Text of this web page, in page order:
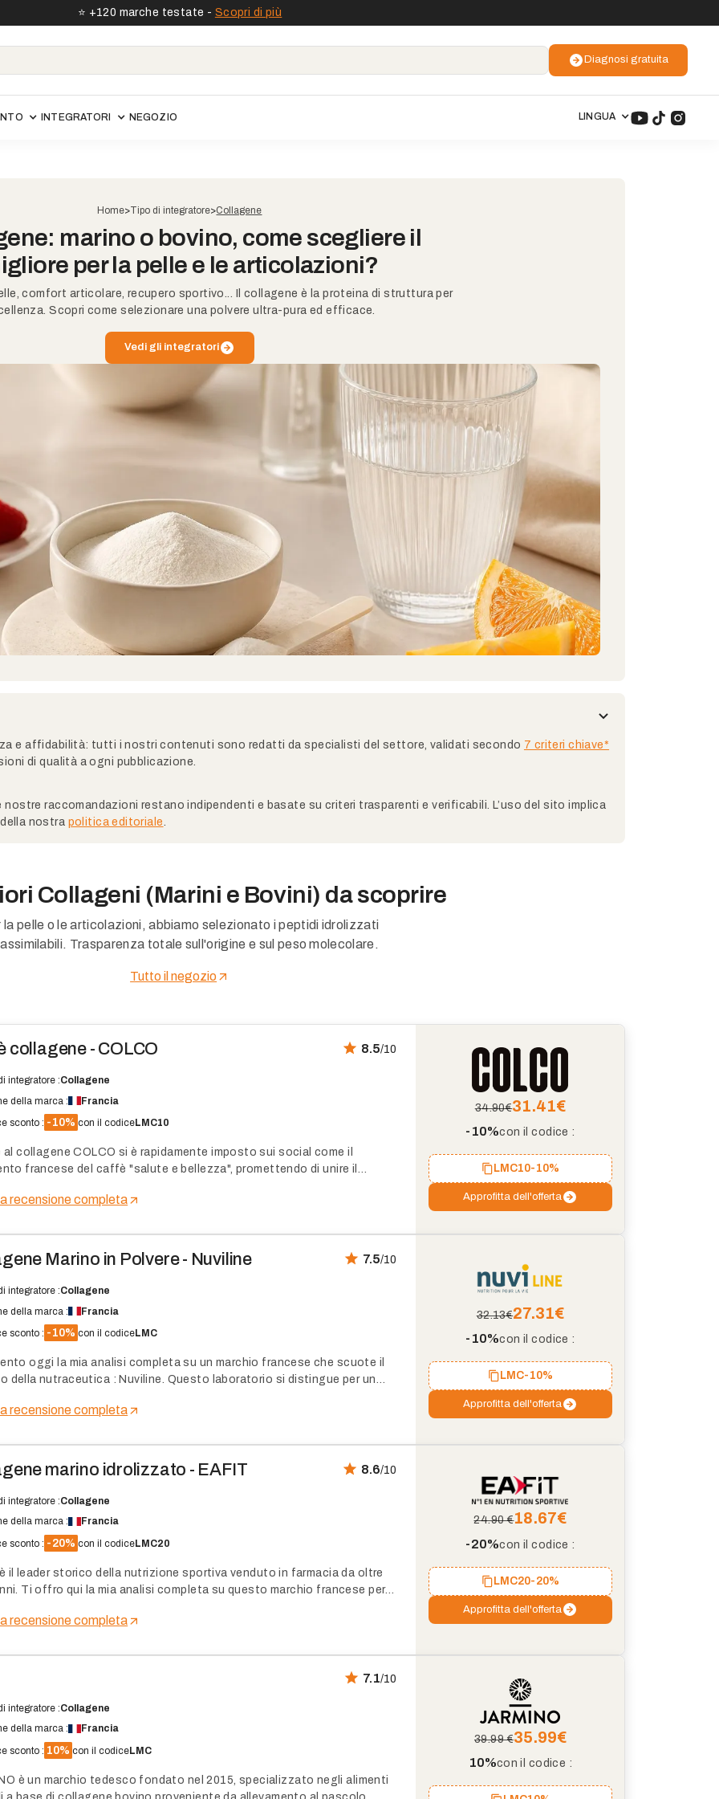
⭐️ +120 marche testate - Scopri di più
Diagnosi gratuita
INTEGRATORI NEGOZIO LINGUA
Home>Tipo di integratore>Collagene
marino o bovino, come scegliere il
per la pelle e le articolazioni?
comfort articolare, recupero sportivo... Il collagene è la proteina di struttura per
Scopri come selezionare una polvere ultra-pura ed efficace.
Vedi gli integratori
e affidabilità: tutti i nostri contenuti sono redatti da specialisti del settore, validati secondo 7 criteri chiave*
di qualità a ogni pubblicazione.
raccomandazioni restano indipendenti e basate su criteri trasparenti e verificabili. L’uso del sito implica
nostra politica editoriale
Collageni (Marini e Bovini) da scoprire
la pelle o le articolazioni, abbiamo selezionato i peptidi idrolizzati
Trasparenza totale sull'origine e sul peso molecolare.
Tutto il negozio
collagene - COLCO 8.5/10
integratore :Collagene
della marca :
Francia
sconto : -10% con il codiceLMC10
al collagene COLCO si è rapidamente imposto sui social come il
francese del caffè "salute e bellezza", promettendo di unire il
se questa bevanda è davvero efficace e gustosa come pretende, o
recensione completa
34.90€31.41€
-10%con il codice :
LMC10-10%
Approfitta dell'offerta
Marino in Polvere - Nuviline 7.5/10
integratore :Collagene
della marca :
Francia
sconto : -10% con il codiceLMC
oggi la mia analisi completa su un marchio francese che scuote il
della nutraceutica : Nuviline. Questo laboratorio si distingue per un
degli attivi. La loro gamma poggia essenzialmente su peptidi di
Ho passato al setaccio i loro processi di fabbricazione e la
delle loro fonti di materie prime.
recensione completa
32.13€27.31€
-10%con il codice :
LMC-10%
Approfitta dell'offerta
marino idrolizzato - EAFIT 8.6/10
integratore :Collagene
della marca :
Francia
sconto : -20% con il codiceLMC20
il leader storico della nutrizione sportiva venduto in farmacia da oltre
Ti offro qui la mia analisi completa su questo marchio francese per
recensione completa
24.90 €18.67€
-20%con il codice :
LMC20-20%
Approfitta dell'offerta
7.1/10
integratore :Collagene
della marca :
Francia
sconto : 10% con il codiceLMC
è un marchio tedesco fondato nel 2015, specializzato negli alimenti
39.99 €35.99€
10%con il codice :